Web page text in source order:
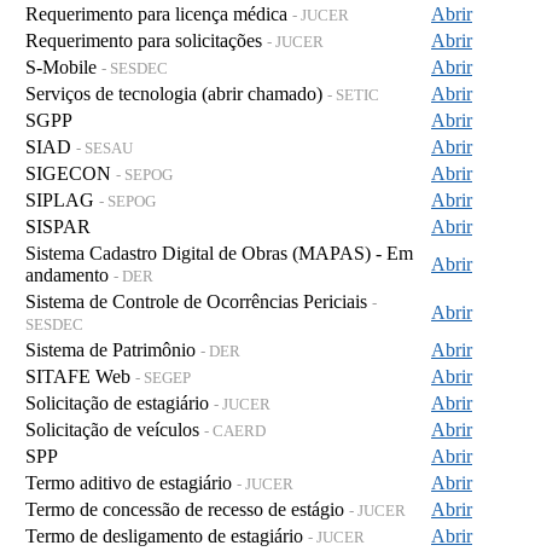
Requerimento para licença médica - JUCER
Abrir
Requerimento para solicitações - JUCER
Abrir
S-Mobile - SESDEC
Abrir
Serviços de tecnologia (abrir chamado) - SETIC
Abrir
SGPP
Abrir
SIAD - SESAU
Abrir
SIGECON - SEPOG
Abrir
SIPLAG - SEPOG
Abrir
SISPAR
Abrir
Sistema Cadastro Digital de Obras (MAPAS) - Em
andamento - DER
Abrir
Sistema de Controle de Ocorrências Periciais -
SESDEC
Abrir
Sistema de Patrimônio - DER
Abrir
SITAFE Web - SEGEP
Abrir
Solicitação de estagiário - JUCER
Abrir
Solicitação de veículos - CAERD
Abrir
SPP
Abrir
Termo aditivo de estagiário - JUCER
Abrir
Termo de concessão de recesso de estágio - JUCER
Abrir
Termo de desligamento de estagiário - JUCER
Abrir